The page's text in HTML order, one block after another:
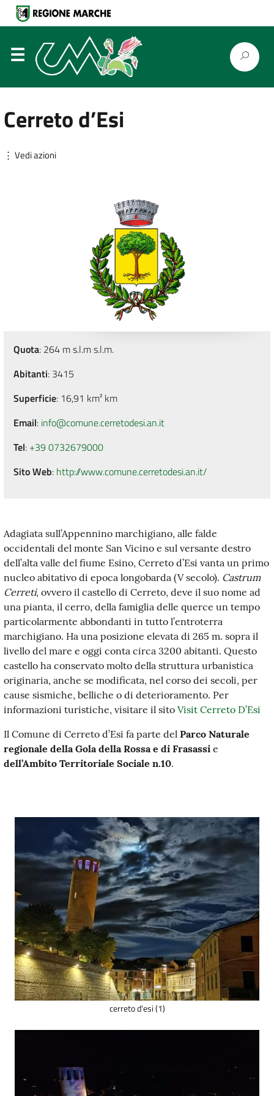
Cerreto d’Esi
⋮ Vedi azioni
Quota: 264 m s.l.m s.l.m.
Abitanti: 3415
Superficie: 16,91 km² km
Email: info@comune.cerretodesi.an.it
Tel: +39 0732679000
Sito Web: http://www.comune.cerretodesi.an.it/
Adagiata sull’Appennino marchigiano, alle falde
occidentali del monte San Vicino e sul versante destro
dell’alta valle del fiume Esino, Cerreto d’Esi vanta un primo
nucleo abitativo di epoca longobarda (V secolo). Castrum
Cerreti, ovvero il castello di Cerreto, deve il suo nome ad
una pianta, il cerro, della famiglia delle querce un tempo
particolarmente abbondanti in tutto l’entroterra
marchigiano. Ha una posizione elevata di 265 m. sopra il
livello del mare e oggi conta circa 3200 abitanti. Questo
castello ha conservato molto della struttura urbanistica
originaria, anche se modificata, nel corso dei secoli, per
cause sismiche, belliche o di deterioramento. Per
informazioni turistiche, visitare il sito Visit Cerreto D’Esi
Il Comune di Cerreto d’Esi fa parte del Parco Naturale
regionale della Gola della Rossa e di Frasassi e
dell’Ambito Territoriale Sociale n.10.
cerreto d'esi (1)